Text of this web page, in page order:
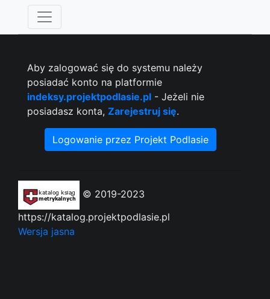
Aby zalogować się do systemu należy
posiadać konto na platformie
indeksy.projektpodlasie.pl - Jeżeli nie
posiadasz konta, Zarejestruj się.
Logowanie przez Projekt Podlasie
© 2019-2023
https://katalog.projektpodlasie.pl
Wersja jasna